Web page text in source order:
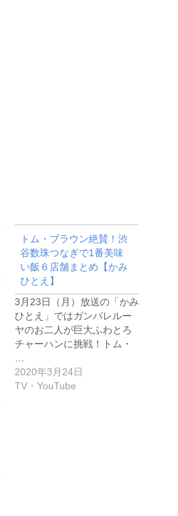
トム・ブラウン絶賛！渋
谷数珠つなぎで1番美味
い飯６店舗まとめ【かみ
ひとえ】
3月23日（月）放送の「かみ
ひとえ」ではガンバレルー
ヤのお二人が巨大ふわとろ
チャーハンに挑戦！トム・
2020年3月24日
TV・YouTube